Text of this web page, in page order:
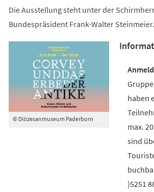
Die Ausstellung steht unter der
Bundespräsident Frank-Walter Steinmeier.
© Diözesanmuseum Paderborn
haben
max.
sind
)5251